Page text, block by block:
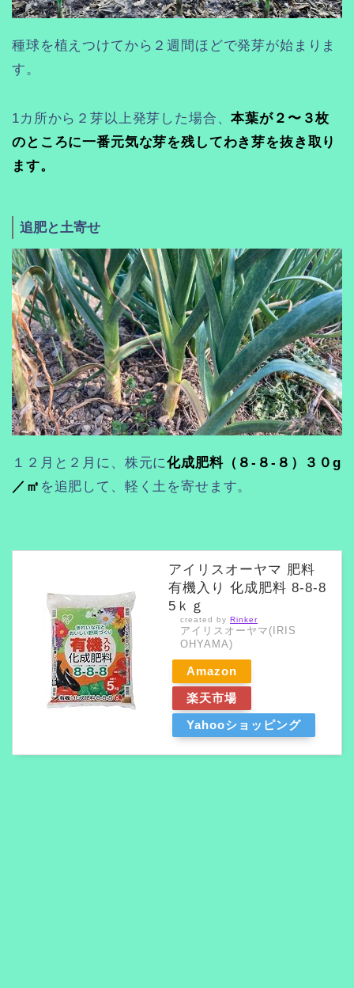
種球を植えつけてから２週間ほどで発芽が始まりま
す。
1カ所から２芽以上発芽した場合、本葉が２〜３枚
のところに一番元気な芽を残してわき芽を抜き取り
ます。
追肥と土寄せ
１２月と２月に、株元に化成肥料（８-８-８）３０g
／㎡ を追肥して、軽く土を寄せます。
アイリスオーヤマ 肥料
有機入り 化成肥料 8-8-8
5ｋｇ
created by Rinker
アイリスオーヤマ(IRIS
OHYAMA)
Amazon
楽天市場
Yahooショッピング